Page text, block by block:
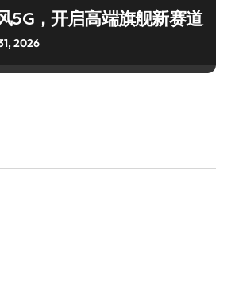
5G，开启高端旗舰新赛道
2026